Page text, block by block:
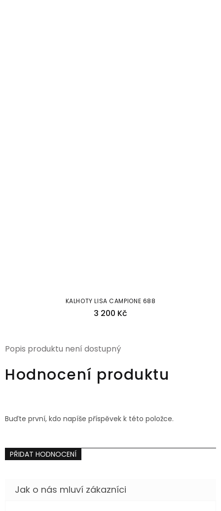
KALHOTY LISA CAMPIONE 688
3 200 Kč
Popis produktu není dostupný
Hodnocení produktu
Buďte první, kdo napíše příspěvek k této položce.
PŘIDAT HODNOCENÍ